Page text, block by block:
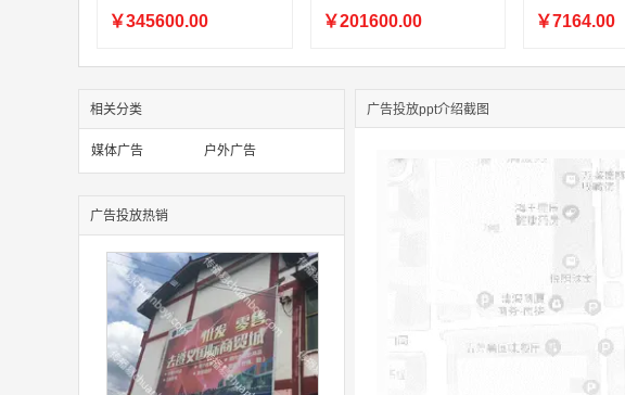
03:27:46 181****7631
03:20:56 156****3374
￥345600.00 ￥201600.00 ￥7164.00
相关分类
媒体广告 户外广告
广告投放热销
广告投放ppt介绍截图